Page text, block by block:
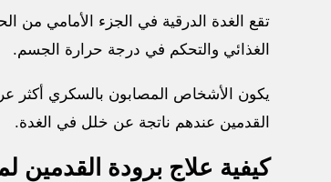
تقع الغدة الدرقية في الجزء الأمامي من
الغذائي والتحكم في درجة حرارة الجسم.
يكون الأشخاص المصابون بالسكري أكثر
القدمين عندهم ناتجة عن خلل في الغدة.
كيفية علاج برودة